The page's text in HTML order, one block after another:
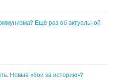
Ещё раз об актуальной
Новые «бои за историю»?